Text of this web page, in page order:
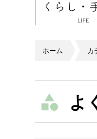
ホーム カ
よ